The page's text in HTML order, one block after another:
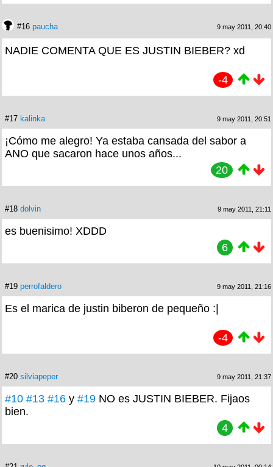
#16 paucha 9 may 2011, 20:40
NADIE COMENTA QUE ES JUSTIN BIEBER? xd
-4
#17 kalinka 9 may 2011, 20:51
¡Cómo me alegro! Ya estaba cansada del sabor a
ANO que sacaron hace unos años...
20
#18 dolvin 9 may 2011, 21:11
es buenisimo! XDDD
6
#19 perrofaldero 9 may 2011, 21:16
Es el marica de justin biberon de pequeño :|
-4
#20 silviapeper 9 may 2011, 21:37
#10 #13 #16 y #19 NO es JUSTIN BIEBER. Fijaos
bien.
4